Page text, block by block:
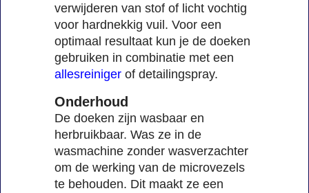
verwijderen van stof of licht vochtig
voor hardnekkig vuil. Voor een
optimaal resultaat kun je de doeken
gebruiken in combinatie met een
allesreiniger of detailingspray.
Onderhoud
De doeken zijn wasbaar en
herbruikbaar. Was ze in de
wasmachine zonder wasverzachter
om de werking van de microvezels
te behouden. Dit maakt ze een